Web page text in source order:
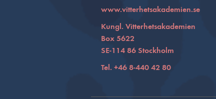
www.vitterhetsakademien.se
Kungl. Vitterhetsakademien
Box 5622
SE-114 86 Stockholm
Tel. +46 8-440 42 80